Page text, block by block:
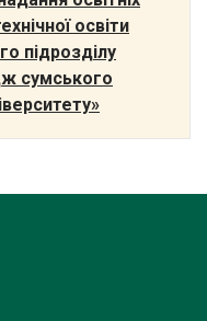
освіти
підрозділу
сумського